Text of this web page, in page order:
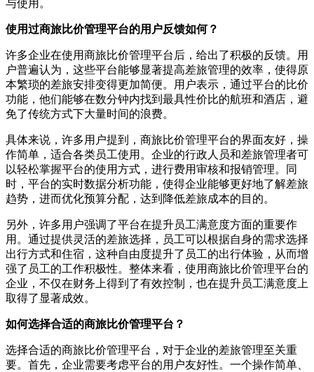
与使用。
使用过商旅比价管理平台的用户反馈如何？
许多企业在使用商旅比价管理平台后，给出了积极的反馈。用
户普遍认为，这些平台能够显著提高差旅管理的效率，使得原
本繁琐的差旅安排变得更加简便。用户表示，通过平台的比价
功能，他们能够在数分钟内找到最具性价比的航班和酒店，避
免了传统方式下大量时间的浪费。
具体来说，许多用户提到，商旅比价管理平台的界面友好，操
作简单，适合各类员工使用。企业的行政人员和差旅管理者可
以轻松掌握平台的使用方式，进行费用审核和报销管理。同
时，平台的实时数据分析功能，使得企业能够更好地了解差旅
趋势，进而优化预算分配，达到降低差旅成本的目的。
另外，许多用户强调了平台在提升员工满意度方面的重要作
用。通过提供灵活的差旅选择，员工可以根据自身的需求选择
出行方式和住宿，这种自由度提升了员工的出行体验，从而增
强了员工的工作积极性。整体来看，使用商旅比价管理平台的
企业，不仅在财务上得到了有效控制，也在提升员工满意度上
取得了显著成效。
如何选择合适的商旅比价管理平台？
选择合适的商旅比价管理平台，对于企业的差旅管理至关重
要。首先，企业需要考虑平台的用户友好性。一个操作简单、